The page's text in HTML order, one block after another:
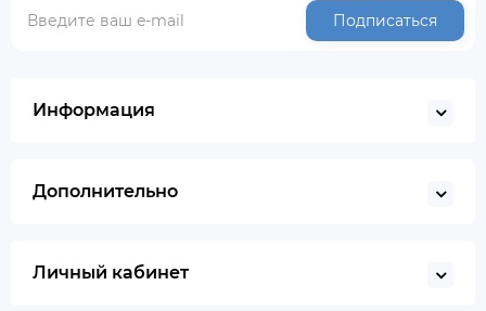
Подписаться
Информация
Дополнительно
Личный кабинет